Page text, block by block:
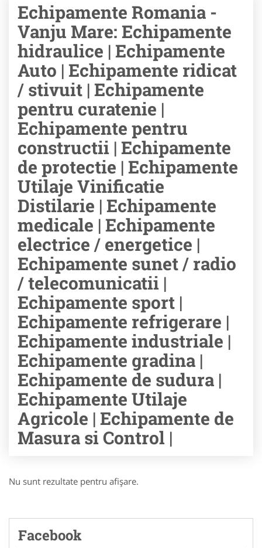
Echipamente Romania -
Vanju Mare: Echipamente
hidraulice | Echipamente
Auto | Echipamente ridicat
/ stivuit | Echipamente
pentru curatenie |
Echipamente pentru
constructii | Echipamente
de protectie | Echipamente
Utilaje Vinificatie
Distilarie | Echipamente
medicale | Echipamente
electrice / energetice |
Echipamente sunet / radio
/ telecomunicatii |
Echipamente sport |
Echipamente refrigerare |
Echipamente industriale |
Echipamente gradina |
Echipamente de sudura |
Echipamente Utilaje
Agricole | Echipamente de
Masura si Control |
Nu sunt rezultate pentru afişare.
Facebook